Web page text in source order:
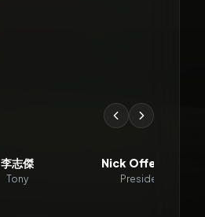
李志傑
Tony
Nick Offerman
President